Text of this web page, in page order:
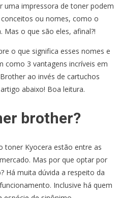
uma impressora de toner podem
ou nomes, como o
o que são eles, afinal?!
o que significa esses nomes e
como 3 vantagens incríveis em
ao invés de cartuchos
abaixo! Boa leitura.
brother?
toner Kyocera estão entre as
Mas por que optar por
Há muita dúvida a respeito da
Inclusive há quem